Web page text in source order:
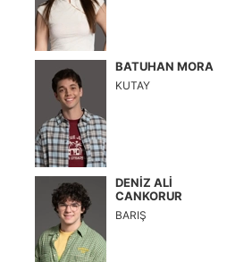
BATUHAN MORA
KUTAY
DENİZ ALİ
CANKORUR
BARIŞ